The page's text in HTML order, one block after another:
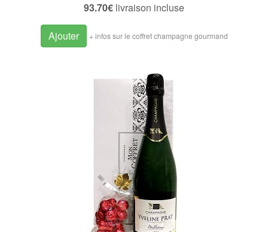
93.70€ livraison incluse
Ajouter + infos sur le coffret champagne gourmand